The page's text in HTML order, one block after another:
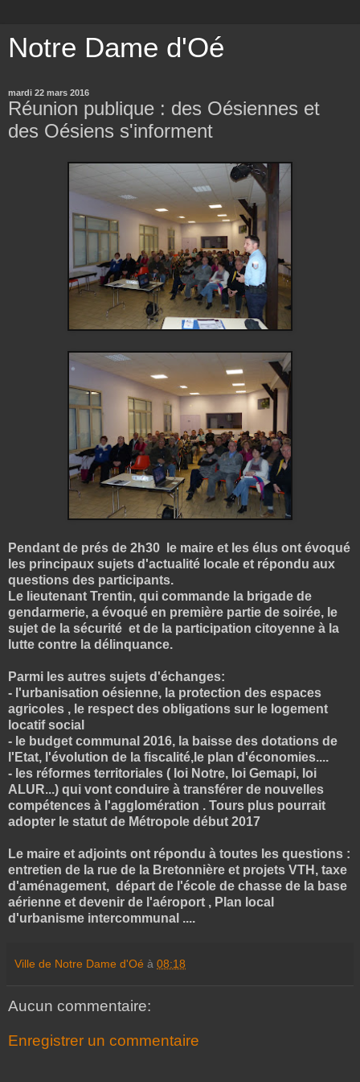
Notre Dame d'Oé
mardi 22 mars 2016
Réunion publique : des Oésiennes et
des Oésiens s'informent
Pendant de prés de 2h30 le maire et les élus ont évoqué
les principaux sujets d'actualité locale et répondu aux
questions des participants.
Le lieutenant Trentin, qui commande la brigade de
gendarmerie, a évoqué en première partie de soirée, le
sujet de la sécurité et de la participation citoyenne à la
lutte contre la délinquance.
Parmi les autres sujets d'échanges:
- l'urbanisation oésienne, la protection des espaces
agricoles , le respect des obligations sur le logement
locatif social
- le budget communal 2016, la baisse des dotations de
l'Etat, l'évolution de la fiscalité,le plan d'économies....
- les réformes territoriales ( loi Notre, loi Gemapi, loi
ALUR...) qui vont conduire à transférer de nouvelles
compétences à l'agglomération . Tours plus pourrait
adopter le statut de Métropole début 2017
Le maire et adjoints ont répondu à toutes les questions :
entretien de la rue de la Bretonnière et projets VTH, taxe
d'aménagement, départ de l'école de chasse de la base
aérienne et devenir de l'aéroport , Plan local
d'urbanisme intercommunal ....
Ville de Notre Dame d'Oé à 08:18
Aucun commentaire:
Enregistrer un commentaire